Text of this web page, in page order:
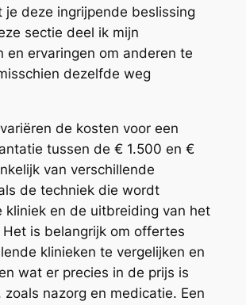
je deze ingrijpende beslissing
sectie deel ik mijn
en ervaringen om anderen te
dezelfde weg
de kosten voor een
tussen de € 1.500 en €
van verschillende
de techniek die wordt
kliniek en de uitbreiding van het
Het is belangrijk om offertes
klinieken te vergelijken en
wat er precies in de prijs is
zoals nazorg en medicatie. Een